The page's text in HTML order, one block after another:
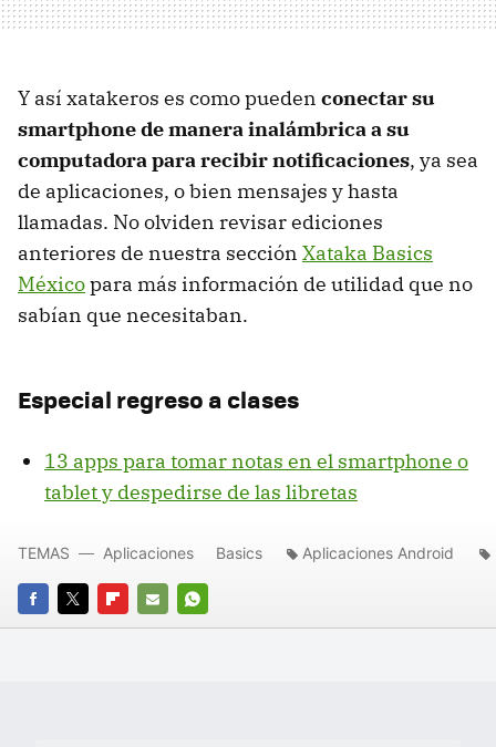
Y así xatakeros es como pueden conectar su
smartphone de manera inalámbrica a su
computadora para recibir notificaciones, ya sea
de aplicaciones, o bien mensajes y hasta
llamadas. No olviden revisar ediciones
anteriores de nuestra sección Xataka Basics
Méxicopara más información de utilidad que no
sabían que necesitaban.
Especial regreso a clases
13 apps para tomar notas en el smartphone o
tablet y despedirse de las libretas
FACEBOOK
TWITTERFLIPBOARD
E-
WHATSAPP
TEMAS Aplicaciones Basics Aplicaciones Android